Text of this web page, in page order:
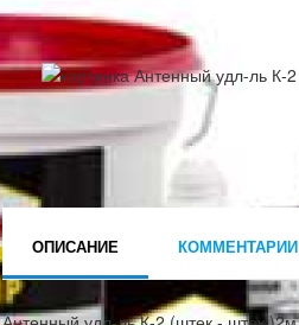
ОПИСАНИЕ КОММЕНТАРИИ